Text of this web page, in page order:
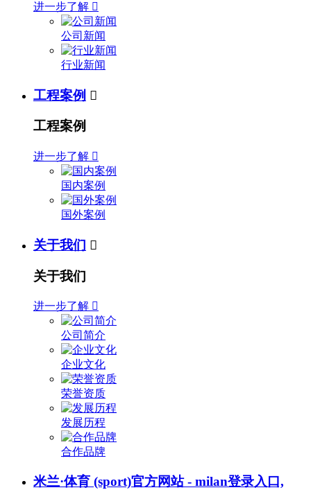
进一步了解 
公司新闻
行业新闻
工程案例 
工程案例
进一步了解 
国内案例
国外案例
关于我们 
关于我们
进一步了解 
公司简介
企业文化
荣誉资质
发展历程
合作品牌
米兰·体育 (sport)官方网站 - milan登录入口,